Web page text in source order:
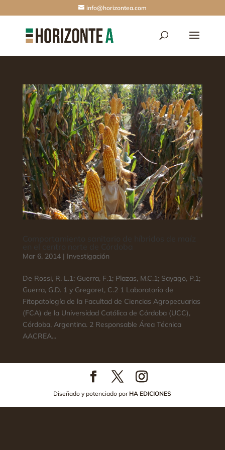
info@horizontea.com
Mar 6, 2014| Investigación
De Rossi, R. L.1; Guerra, F.1; Plazas, M.C.1; Sayago, P.1;
Guerra, G.D. 1 y Gregoret, C.2 1 Laboratorio de
Fitopatología de la Facultad de Ciencias Agropecuarias
(FCA) de la Universidad Católica de Córdoba (UCC),
Córdoba, Argentina. 2 Responsable Área Técnica
AACREA...
Diseñado y potenciado por HA EDICIONES